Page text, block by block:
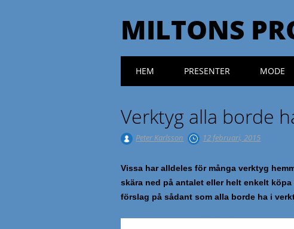
MILTONS
Huvudmeny
HEM PRESENTER MODE
Verktyg alla borde
Peter Karlsson 12 februari, 2015
Vissa har alldeles för många verktyg
skära ned på antalet eller helt enkelt
förslag på sådant som alla borde ha i